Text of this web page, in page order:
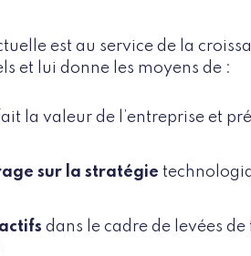
est au service de la
et lui donne les moyens de :
la valeur de l’entreprise et
sur la stratégie
dans le cadre de levées